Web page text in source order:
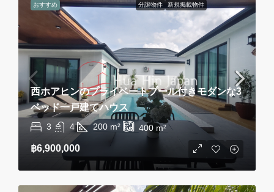
おすすめ 分譲物件 新規掲載物件
西ホアヒンのプライベートプール付きモダンな3
ベッド一戸建てハウス
3 4 200 m² 400 m²
฿6,900,000